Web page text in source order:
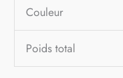
Couleur
Poids total